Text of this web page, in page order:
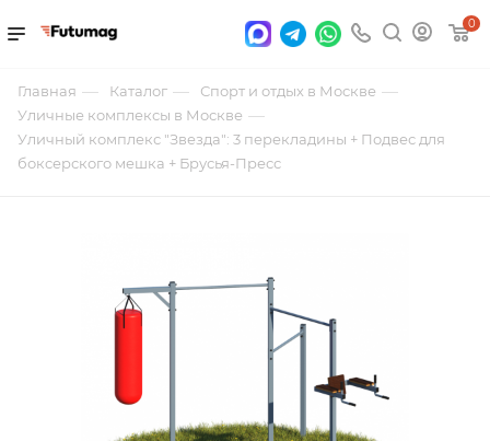
0
Главная — Каталог — Спорт и отдых в Москве —
Уличные комплексы в Москве —
Уличный комплекс "Звезда": 3 перекладины + Подвес для
боксерского мешка + Брусья-Пресс